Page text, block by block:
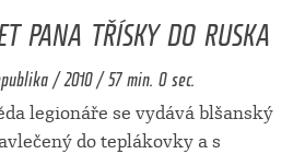
PANA TŘÍSKY DO RUSKA
/ 2010 / 57 min. 0 sec.
legionáře se vydává blšanský
do teplákovky a s